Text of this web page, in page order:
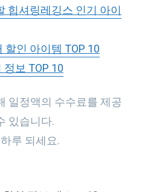
힙셔링레깅스 인기 아이
인 아이템 TOP 10
보 TOP 10
일정액의 수수료를 제공
있습니다.
루 되세요.